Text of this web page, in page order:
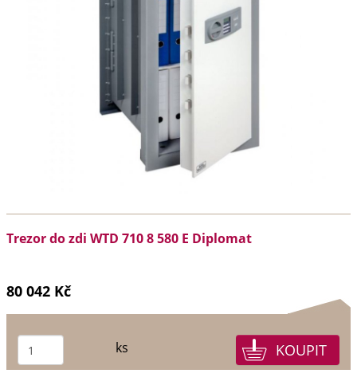
Trezor do zdi WTD 710 8 580 E Diplomat
80 042 Kč
ks